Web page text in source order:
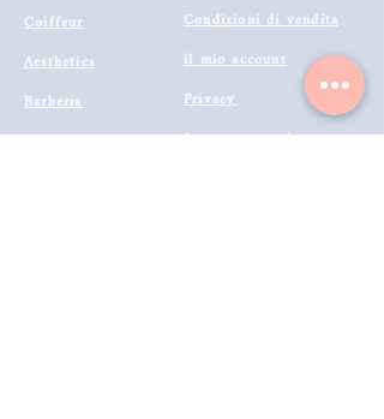
resiste a vento, pioggia e sudore.
: Black (Nero) |
Dark Brown (Castano Scuro) | Medium
Brown (Castano Medio)
Coiffeur
Aesthetics
Barberia
Technologies
Condizioni di vendita
il mio account
Privacy
Lavora con noi